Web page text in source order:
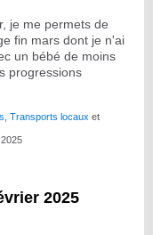
je me permets de
fin mars dont je n'ai
un bébé de moins
progressions
Transports locaux et
2025